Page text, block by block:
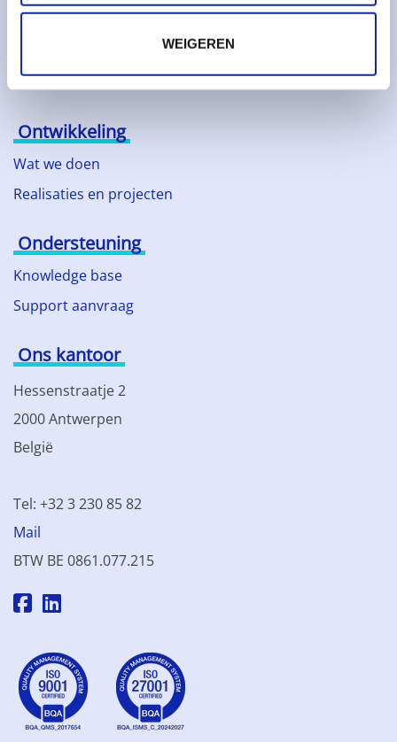
WEIGEREN
Technologische partners
Nieuws
Ontwikkeling
Wat we doen
Realisaties en projecten
Ondersteuning
Knowledge base
Support aanvraag
Ons kantoor
Hessenstraatje 2
2000 Antwerpen
België
Tel: +32 3 230 85 82
Mail
BTW BE 0861.077.215